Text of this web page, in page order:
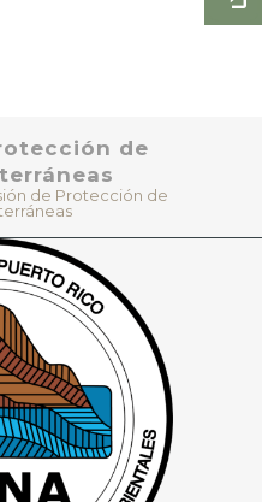
de
de Protección de